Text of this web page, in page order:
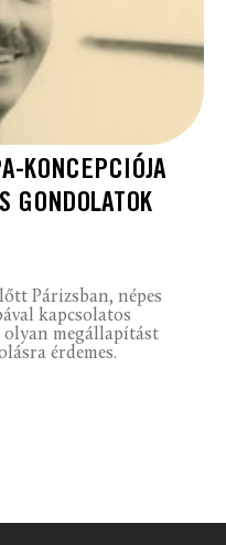
KONCEPCIÓJA
Párizsban, népes
kapcsolatos
olyan megállapítást
érdemes.